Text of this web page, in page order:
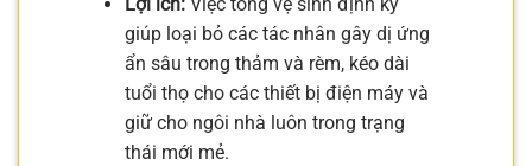
Lợi ích:Việc tổng vệ sinh định kỳ
giúp loại bỏ các tác nhân gây dị ứng
ẩn sâu trong thảm và rèm, kéo dài
tuổi thọ cho các thiết bị điện máy và
giữ cho ngôi nhà luôn trong trạng
thái mới mẻ.